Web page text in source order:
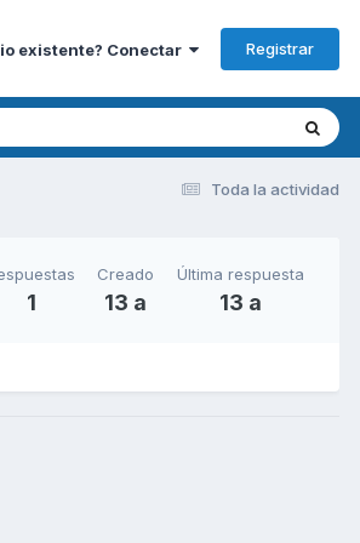
existente? Conectar Registrar
Toda la actividad
1
Creado
13 a
Última respuesta
13 a